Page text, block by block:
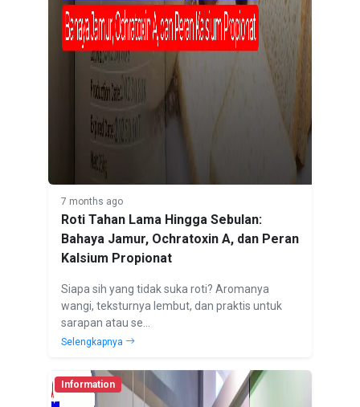
7 months ago
Roti Tahan Lama Hingga Sebulan:
Bahaya Jamur, Ochratoxin A, dan Peran
Kalsium Propionat
Siapa sih yang tidak suka roti? Aromanya
wangi, teksturnya lembut, dan praktis untuk
sarapan atau se...
Selengkapnya
Information